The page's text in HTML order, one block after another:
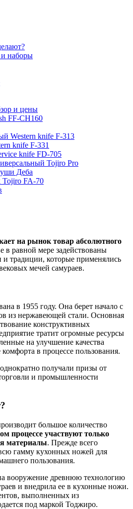
наборы
и цены
FF-CH160
Western knife F-313
knife F-331
knife FD-705
Tojiro Pro
Деба
FA-70
на рынок товар абсолютного
в равной мере задействованы
и традиции, которые применялись
мечей самураев.
в 1955 году. Она берет начало с
из нержавеющей стали. Основная
конструктивных
тратит огромные ресурсы
на улучшение качества
в процессе пользования.
получали призы от
и промышленности
большое количество
процессе участвуют только
материалы. Прежде всего
гамму кухонных ножей для
пользования.
вооружение древнюю технологию
и внедрила ее в кухонные ножи.
выполненных из
под маркой Тоджиро.